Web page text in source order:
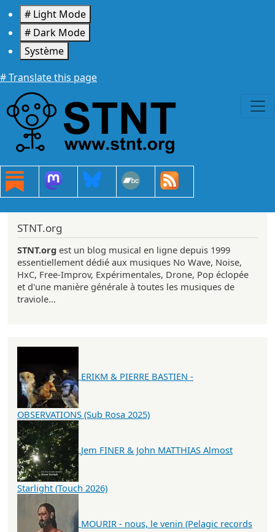
Aller au contenu principal
# Light Mode
# Dark Mode
Système
# Translate this page
STNT.org
STNT.org est un blog musical en ligne depuis 1999
essentiellement dédié aux musiques No Wave, Noise,
HxC, Free-Improv, Expérimentales, Drone, Pop éclopée
et d'une manière générale à toutes les musiques de
traviole...
ERIKM & PIERRE BASTIEN -
OBSERVATIONS (Sub Rosa 2025)
Jem FINER & John MATTHIAS Almost
Starlight (Touch 2026)
MOURIR - nous, le venin (Pelagic records